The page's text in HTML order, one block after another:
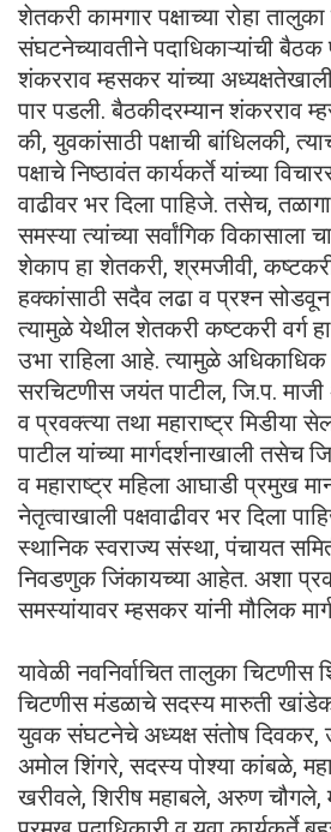
शेतकरी कामगार पक्षाच्या रोहा
संघटनेच्यावतीने पदाधिकाऱ्यांची बैठक
शंकरराव म्हसकर यांच्या अध्यक्षतेखाली
पार पडली. बैठकीदरम्यान शंकरराव
की, युवकांसाठी पक्षाची बांधिलकी,
पक्षाचे निष्ठावंत कार्यकर्ते यांच्या
वाढीवर भर दिला पाहिजे. तसेच,
समस्या त्यांच्या सर्वांगिक विकासाला
शेकाप हा शेतकरी, श्रमजीवी,
हक्कांसाठी सदैव लढा व प्रश्न सोडवून
त्यामुळे येथील शेतकरी कष्टकरी वर्ग
उभा राहिला आहे. त्यामुळे
सरचिटणीस जयंत पाटील, जि.प. माजी
व प्रवक्त्या तथा महाराष्ट्र मिडीया
पाटील यांच्या मार्गदर्शनाखाली तसेच
व महाराष्ट्र महिला आघाडी प्रमुख
नेतृत्वाखाली पक्षवाढीवर भर दिला
स्थानिक स्वराज्य संस्था, पंचायत
निवडणुक जिंकायच्या आहेत. अशा
समस्यांयावर म्हसकर यांनी मौलिक
यावेळी नवनिर्वाचित तालुका चिटणीस
चिटणीस मंडळाचे सदस्य मारुती
युवक संघटनेचे अध्यक्ष संतोष दिवकर,
अमोल शिंगरे, सदस्य पोश्या कांबळे,
खरीवले, शिरीष महाबले, अरुण चौगले,